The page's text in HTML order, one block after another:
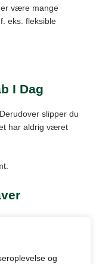
og
være mange
eks. fleksible
I Dag
slipper du
har aldrig været
billeder, e-mails